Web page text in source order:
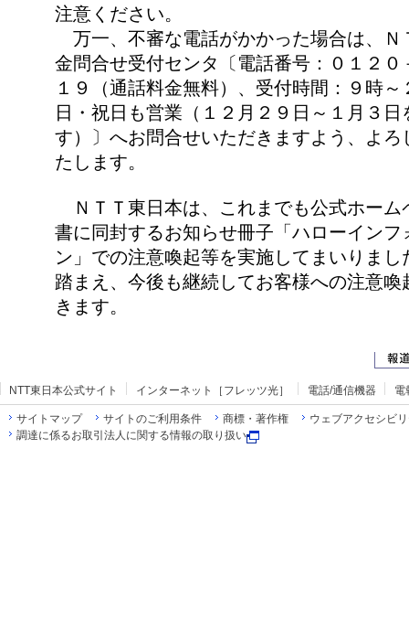
注意ください。
万一、不審な電話がかかった場合は、Ｎ
金問合せ受付センタ〔電話番号：０１２０
１９（通話料金無料）、受付時間：９時
日・祝日も営業（１２月２９日～１月３日
す）〕へお問合せいただきますよう、よろ
たします。
ＮＴＴ東日本は、これまでも公式ホーム
書に同封するお知らせ冊子「ハローインフ
ン」での注意喚起等を実施してまいりまし
踏まえ、今後も継続してお客様への注意喚
きます。
NTT東日本公式サイト インターネット［フレッツ光］ 電話/通信機器 電
サイトマップ サイトのご利用条件 商標・著作権
ウェブアクセシビ
調達に係るお取引法人に関する情報の取り扱い